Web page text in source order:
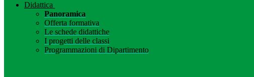
Didattica
Panoramica
Offerta formativa
Le schede didattiche
I progetti delle classi
Programmazioni di Dipartimento